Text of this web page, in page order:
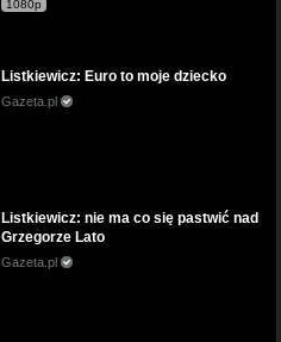
1080p
Listkiewicz: Euro to moje dziecko
Gazeta.pl
Listkiewicz: nie ma co się pastwić nad
Grzegorze Lato
Gazeta.pl